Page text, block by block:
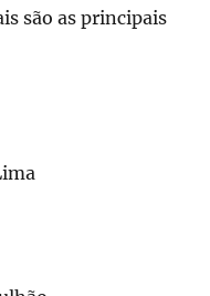
são as principais